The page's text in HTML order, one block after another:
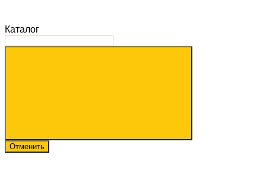
Каталог
Отменить